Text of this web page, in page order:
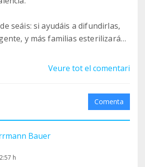
seáis: si ayudáis a difundirlas,
y más familias esterilizarán
ClinicaVeterinariaAyor
Veure tot el comentari
Comenta
Bauer
h